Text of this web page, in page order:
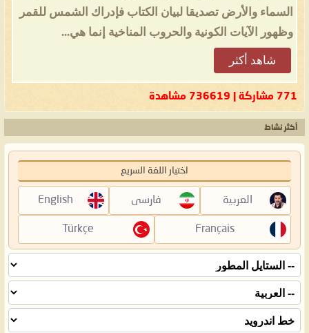
السماء والأرض تصديقا لبيان الكتاب فإدراك الشمس للقمر
وظهور الآيات الكونية والحروب المناخية إنما هي...
شاهد أكثر
771 مشاركة | 736619 مشاهدة
أكثر نشاط
اختيار اللغة السريع
العربية فارسی English
Français
Türkçe